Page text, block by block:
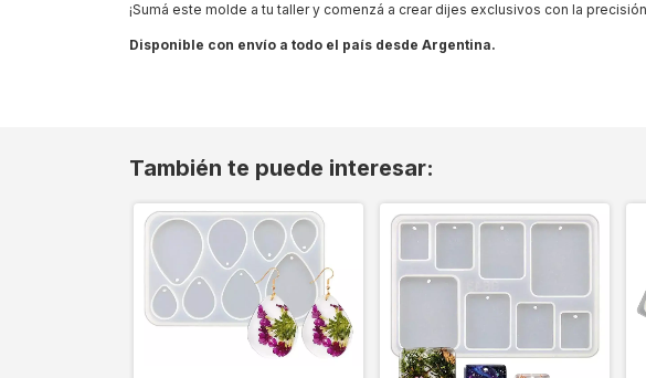
¡Sumá este molde a tu taller y comenzá a crear dijes exclusivos con la
Disponible con envío a todo el país desde Argentina.
También te puede interesar: